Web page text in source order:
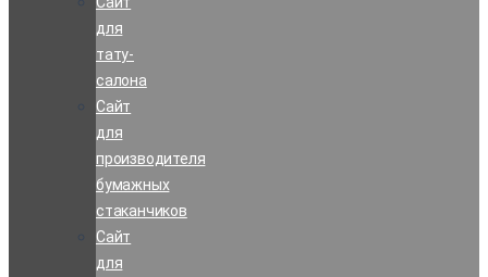
для
тату-
салона
Сайт
для
производителя
бумажных
стаканчиков
Сайт
для